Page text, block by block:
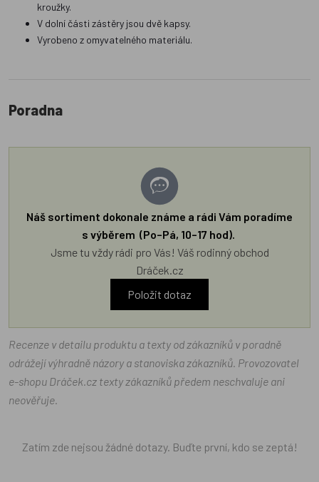
kroužky.
V dolní části zástěry jsou dvě kapsy.
Vyrobeno z omyvatelného materiálu.
Poradna
Náš sortiment dokonale známe a rádi Vám poradíme
s výběrem (Po–Pá, 10–17 hod).
Jsme tu vždy rádi pro Vás! Váš rodinný obchod
Dráček.cz
Položit dotaz
Recenze v detailu produktu a texty od zákazníků v poradně
odrážejí výhradně názory a stanoviska zákazníků. Provozovatel
e-shopu Dráček.cz texty zákazníků předem neschvaluje ani
neověřuje.
Zatím zde nejsou žádné dotazy. Buďte první, kdo se zeptá!